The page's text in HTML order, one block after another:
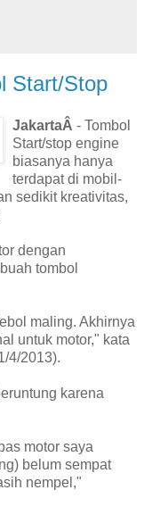
Start/Stop
JakartaÂ - Tombol
Start/stop engine
biasanya hanya
terdapat di mobil-
sedikit kreativitas,
dengan
tombol
maling. Akhirnya
untuk motor," kata
4/2013).
karena
motor saya
belum sempat
nempel,"